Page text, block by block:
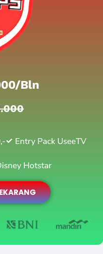
bln
Entry Pack UseeTV
Hotstar